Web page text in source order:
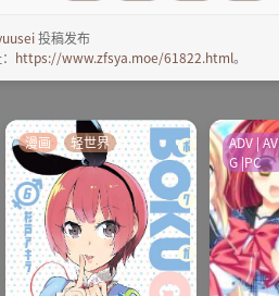
投稿发布
https://www.zfsya.moe/61822.html。
漫画 轻世界
ADV | AV
G |PC